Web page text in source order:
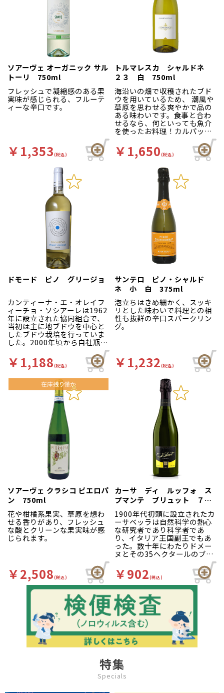
ソアーヴェ オーガニック サル
トーリ 750ml
フレッシュで凝縮感のある果
実味が感じられる、フルーテ
ィーな辛口です。
￥1,353(税込)
トルマレスカ シャルドネ
２３ 白 750ml
海沿いの畑で収穫されたブド
ウを用いているため、 潮風や
草原を思わせる爽やかで品の
ある味わいです。食事と合わ
せるなら、何といっても魚介
を使ったお料理！カルパッチ
ョやムニエル、ムール貝のワ
イン蒸しなどと好相性。和食
にも合わせて楽しんでいただ
けるフードフレンドリーな1本
です。名門、アンティノリが
プーリアで手掛ける上質なシ
ャルドネをぜひお愉しみくだ
￥1,650(税込)
ドモード ピノ グリージョ
カンティーナ・エ・オレイフ
ィーチョ・ソシアーレは1962
年に設立された協同組合で、
当初は主に地ブドウを中心と
したブドウ栽培を行っていま
した。2000年頃から自社瓶詰
めワインの生産を開始、現在
では経験豊富な1200以上の栽
培農家を抱えています。アブ
ルッツォの畑はアドリア海と
マイエッラ山に挟まれた、な
だらかな丘陵地に位置してい
ます。この地域の伝統を大切
に守ってきた栽培家の手によ
って造られる完熟ブドウと、
組合が持つ最新鋭の設備から
高品質でコストパフォーマン
スに優れたワインが生みださ
れております。
イタリア中南部、アブルッツ
ォ州は「ヨーロッパでも最も
グリーンなエリア」と言われ
ています。山々が連なり、ア
ドレア海まで丘陵地帯が広が
っており、同州の4割近くの面
積が国立自然公園となってい
ます。ブドウ造りには理想的
な立地が、このような自然条
件下で形成されています。イ
タリアでも有名な品種モンテ
プルチアーノはこの地で生ま
テンシャルを最大限に発揮す
るため、最新鋭の清潔な設備
を備えたワイナリーでワイン
造りが行われます。アブルッ
ツォのブドウの特徴を最大限
に生かすための研究、醸造設
備への惜しみない投資が優れ
た品質を生みだしています。
プーリアの太陽をたっぷり浴
びた完熟ワイン。完熟オレン
ジやモモのようなアロマ。い
￥1,188(税込)
サンテロ ピノ・シャルド
ネ 小 白 375ml
泡立ちはきめ細かく、スッキ
リとした味わいで料理との相
性も抜群の辛口スパークリン
グ。
￥1,232(税込)
ソアーヴェ クラシコ ピエロパ
ン 750ml
花や柑橘系果実、草原を想わ
せる香りがあり、フレッシュ
な酸とクリーンな果実味が感
じられます。
￥2,508(税込)
カーサ ディ ルッフォ ス
プマンテ ブリュット ７５
０ｍｌ 白
1900年代初頭に設立されたカ
ーサベッラは自然科学の熱心
な研究者であり科学者であ
り、イタリア王国副王でもあ
った。数十年にわたりドメー
ヌとその35ヘクタールのブド
ウ畑は重要なワイナリーとな
った。ワイナリーは繁栄を続
けた。
カンティーネ カサベッラの強
みは、ピアチェンツァの渓谷
の豊かさを、イタリア国内外
に最もよく表現するワインで
伝えることである。彼らのワ
インは毎年、この分野の主要
な国内外のコンクールで重要
な賞を受賞しています。
色調はストローイエロー。フ
ルーティーで調和が取れてい
る。アーモンドやパンの皮の
ようなニュアンスが特徴的で
フレッシュでアロマティッ
ク、心地良いスパークリン
￥902(税込)
特集
Specials